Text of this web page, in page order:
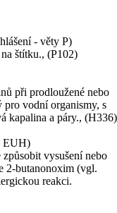
- věty P)
štítku., (P102)
při prodloužené nebo
vodní organismy, s
kapalina a páry., (H336)
EUH)
vysušení nebo
2-butanonoxim (vgl.
reakci.